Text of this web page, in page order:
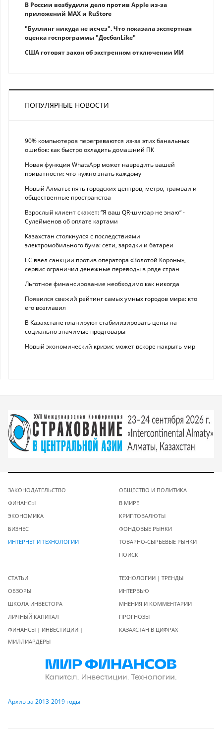
В России возбудили дело против Apple из-за
приложений MAX и RuStore
"Буллинг никуда не исчез". Что показала экспертная
оценка госпрограммы "ДосболLike"
США готовят закон об экстренном отключении ИИ
ПОПУЛЯРНЫЕ НОВОСТИ
90% компьютеров перегреваются из-за этих банальных
ошибок: как быстро охладить домашний ПК
Новая функция WhatsApp может навредить вашей
приватности: что нужно знать каждому
Новый Алматы: пять городских центров, метро, трамваи и
общественные пространства
Взрослый клиент скажет: “Я ваш QR-шмюар не знаю“ -
Сулейменов об оплате картами
Казахстан столкнулся с последствиями
электромобильного бума: сети, зарядки и батареи
ЕС ввел санкции против оператора «Золотой Короны»,
сервис ограничил денежные переводы в ряде стран
Льготное финансирование необходимо как никогда
Появился свежий рейтинг самых умных городов мира: кто
его возглавил
В Казахстане планируют стабилизировать цены на
социально значимые продтовары
Новый экономический кризис может вскоре накрыть мир
ЗАКОНОДАТЕЛЬСТВО
ФИНАНСЫ
ЭКОНОМИКА
БИЗНЕС
ИНТЕРНЕТ И ТЕХНОЛОГИИ
ОБЩЕСТВО И ПОЛИТИКА
В МИРЕ
КРИПТОВАЛЮТЫ
ФОНДОВЫЕ РЫНКИ
ТОВАРНО-СЫРЬЕВЫЕ РЫНКИ
ПОИСК
СТАТЬИ
ОБЗОРЫ
ШКОЛА ИНВЕСТОРА
ЛИЧНЫЙ КАПИТАЛ
ФИНАНСЫ | ИНВЕСТИЦИИ |
МИЛЛИАРДЕРЫ
ТЕХНОЛОГИИ | ТРЕНДЫ
ИНТЕРВЬЮ
МНЕНИЯ И КОММЕНТАРИИ
ПРОГНОЗЫ
КАЗАХСТАН В ЦИФРАХ
Архив за 2013-2019 годы